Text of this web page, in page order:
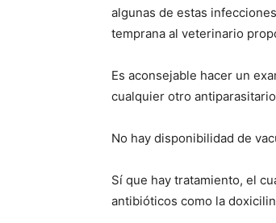
algunas de estas
temprana al veterinario
Es aconsejable hacer un
cualquier otro
No hay disponibilidad de
Sí que hay tratamiento, el
antibióticos como la